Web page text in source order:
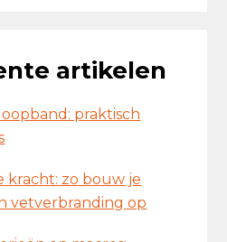
artikelen
praktisch
kracht: zo bouw je
vetverbranding op